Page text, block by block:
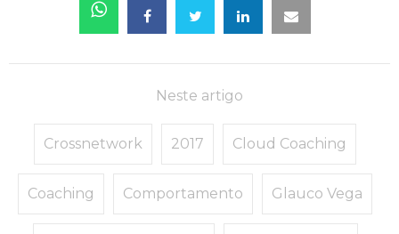
Neste artigo
Crossnetwork 2017 Cloud Coaching
Coaching Comportamento Glauco Vega